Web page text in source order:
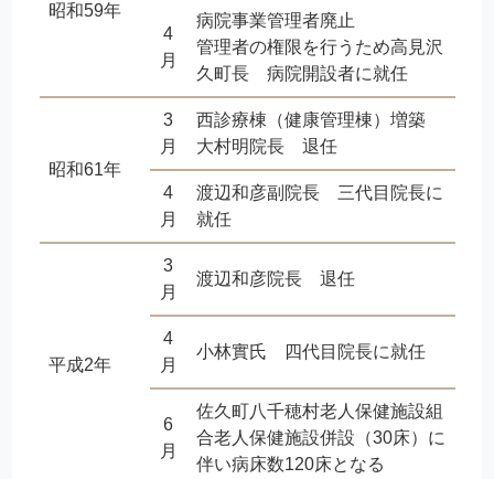
昭和59年
4
月
病院事業管理者廃止
管理者の権限を行うため高見沢
久町長 病院開設者に就任
昭和61年
3
月
西診療棟（健康管理棟）増築
大村明院長 退任
4
月
渡辺和彦副院長 三代目院長に
就任
平成2年
3
月
渡辺和彦院長 退任
4
月
小林實氏 四代目院長に就任
6
月
佐久町八千穂村老人保健施設組
合老人保健施設併設（30床）に
伴い病床数120床となる